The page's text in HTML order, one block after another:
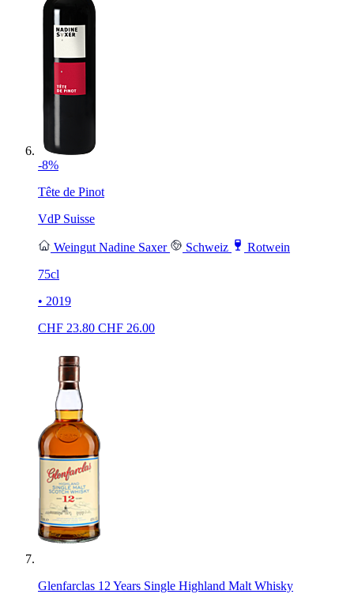
-8%
Tête de Pinot
VdP Suisse
Weingut Nadine Saxer Schweiz
Rotwein
75cl
• 2019
CHF 23.80 CHF 26.00
Glenfarclas 12 Years Single Highland Malt Whisky